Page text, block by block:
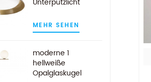
MEHR SEHEN
moderne 1
hellweiße
Opalglaskugel